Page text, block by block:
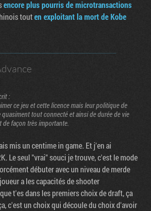
encore plus pourris de microtransactions
touten exploitant la mort de Kobe
:
ce jeu et cette licence mais leur politique de
tout connecté et ainsi de durée de vie
de façon très importante.
mis un centime in game. Et j'en ai
Le seul "vrai" souci je trouve, c'est le mode
débuter avec un niveau de merde
a les capacités de shooter
t'es dans les premiers choix de draft, ça
c'est un choix qui découle du choix d'avoir